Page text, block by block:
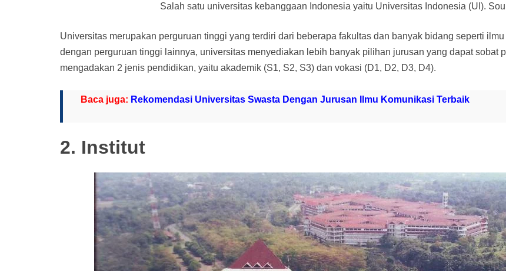
Salah satu universitas kebanggaan Indonesia yaitu Universitas Indonesia (UI).
Universitas merupakan perguruan tinggi yang terdiri dari beberapa fakultas dan banyak bidang seperti
dengan perguruan tinggi lainnya, universitas menyediakan lebih banyak pilihan jurusan yang dapat sobat
mengadakan 2 jenis pendidikan, yaitu akademik (S1, S2, S3) dan vokasi (D1, D2, D3, D4).
Baca juga: Rekomendasi Universitas Swasta Dengan Jurusan Ilmu Komunikasi Terbaik
2. Institut